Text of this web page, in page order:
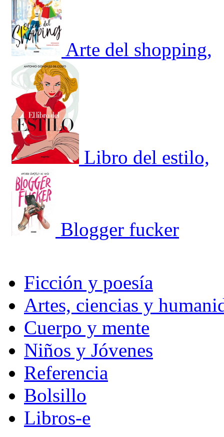
Arte del shopping,
Libro del estilo,
Blogger fucker
Ficción y poesía
Artes, ciencias y
Cuerpo y mente
Niños y Jóvenes
Referencia
Bolsillo
Libros-e